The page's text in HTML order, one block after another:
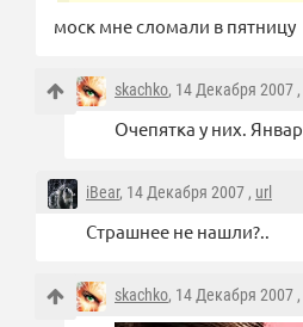
моск мне сломали в пятницу
skachko, 14 Декабря 2007 ,
Очепятка у них.
iBear, 14 Декабря 2007 , url
Страшнее не нашли?..
skachko, 14 Декабря 2007 ,